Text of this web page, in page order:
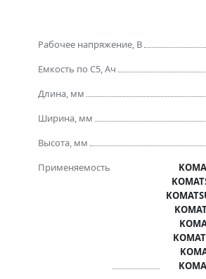
Рабочее напряжение, В
Емкость по C5, Ач
Длина, мм
Ширина, мм
Высота, мм
Применяемость